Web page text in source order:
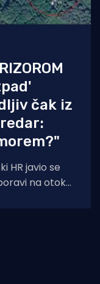
čak iz
HR javio se
na otoku